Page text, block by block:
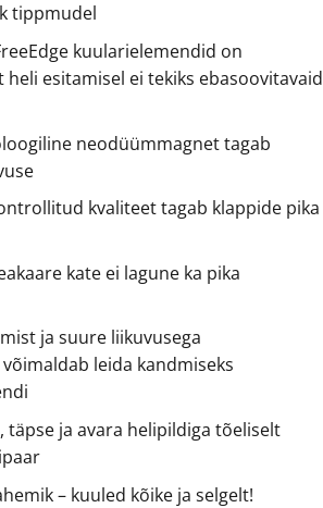
tippmudel
kuularielemendid on
esitamisel ei tekiks ebasoovitavaid
neodüümmagnet tagab
kvaliteet tagab klappide pika
kate ei lagune ka pika
ja suure liikuvusega
leida kandmiseks
täpse ja avara helipildiga tõeliselt
– kuuled kõike ja selgelt!